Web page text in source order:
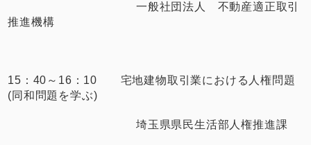
一般社団法人 不動産適正取引
推進機構
15：40～16：10 宅地建物取引業における人権問題
(同和問題を学ぶ)
埼玉県県民生活部人権推進課